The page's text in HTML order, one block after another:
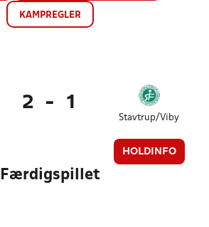
KAMPREGLER
2 - 1
Stavtrup/Viby
HOLDINFO
Færdigspillet